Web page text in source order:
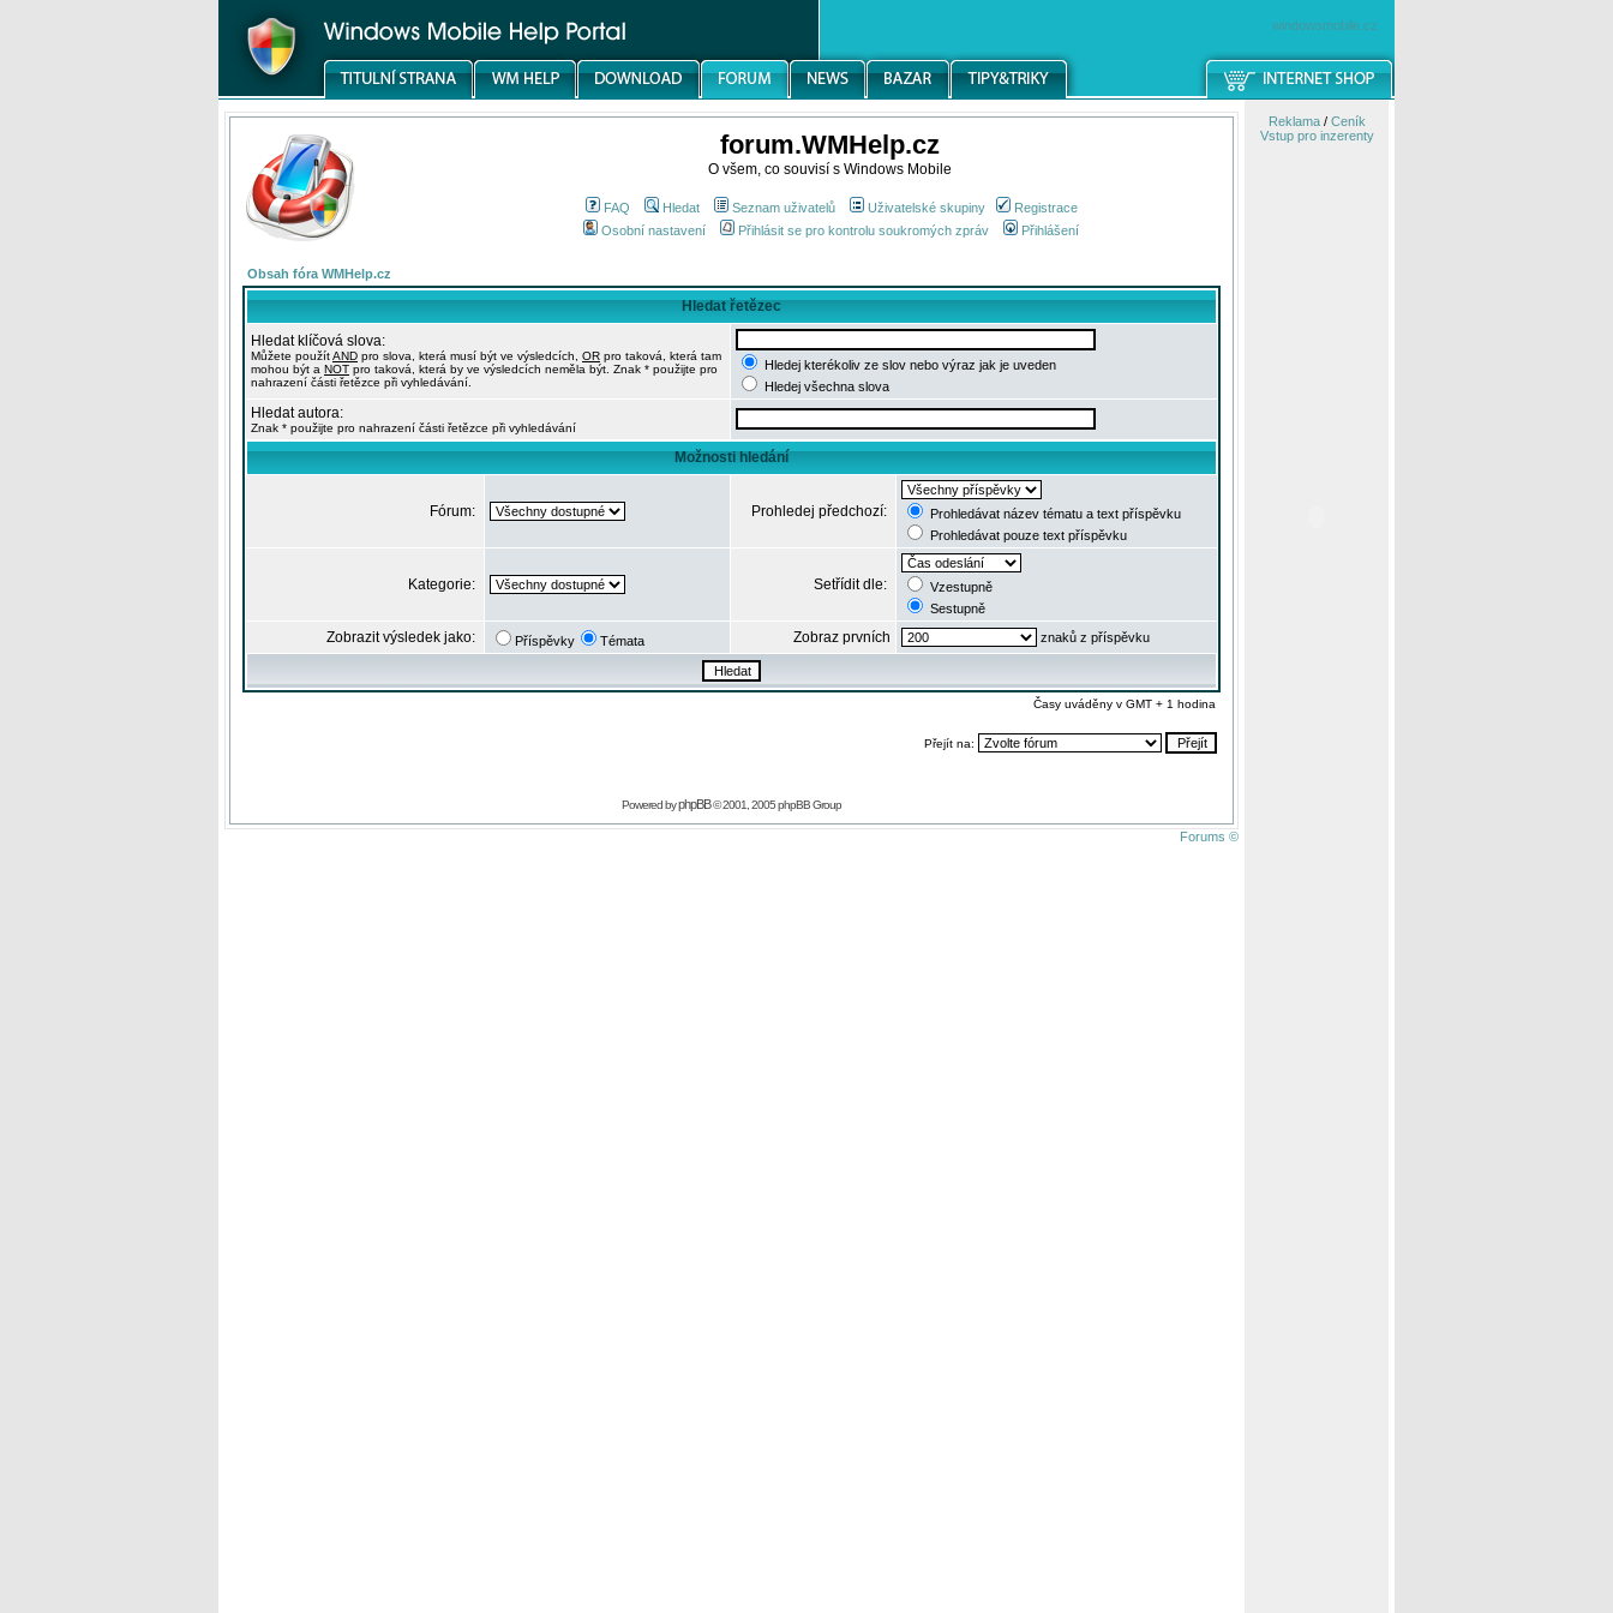
windowsmobile.cz
forum.WMHelp.cz
O všem, co souvisí s Windows Mobile
FAQ Hledat Seznam uživatelů Uživatelské skupiny
Registrace
Osobní nastavení
Přihlásit se pro kontrolu soukromých zpráv Přihlášení
Obsah fóra WMHelp.cz
Hledat řetězec
Hledat klíčová slova:
Můžete použítAND pro slova, která musí být ve výsledcích, OR pro taková, která tam
mohou být a NOT pro taková, která by ve výsledcích neměla být. Znak * použijte pro
nahrazení části řetězce při vyhledávání.
Hledej kterékoliv ze slov nebo výraz jak je uveden
Hledej všechna slova
Hledat autora:
Znak * použijte pro nahrazení části řetězce při vyhledávání
Možnosti hledání
Fórum: Prohledej předchozí:
Prohledávat název tématu a text příspěvku
Prohledávat pouze text příspěvku
Kategorie: Setřídit dle:
Vzestupně
Sestupně
Zobrazit výsledek jako: Příspěvky Témata Zobraz prvních znaků z příspěvku
Časy uváděny v GMT + 1 hodina
Přejít na:
Powered byphpBB© 2001, 2005 phpBB Group
Forums ©
Reklama/ Ceník
Vstup pro inzerenty